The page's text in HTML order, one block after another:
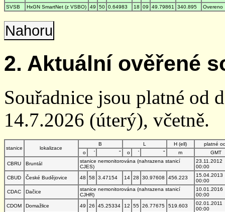
SVSB
HxGN SmartNet (z VSBO) 49 50 0.64983 18 09 49.79861 340.895 Overeno
Nahoru
2. Aktuální ověřené
Souřadnice jsou platné od
14.7.2026 (úterý), včetně.
stanice lokalizace
B L H (ell)
platné
o
' " o ' " m
GMT
CBRU
Bruntál
stanice nemonitorována (nahrazena stanicí
CJES)
23.11.2012
00:00
CBUD
České Budějovice 48 58 3.47154 14 28 30.97608 456.223
15.04.2013
00:00
CDAC
Dačice
stanice nemonitorována (nahrazena stanicí
CJHR)
10.01.2016
00:00
CDOM
Domažlice 49 26 45.25334 12 55 26.77675 519.603
02.01.2011
00:00